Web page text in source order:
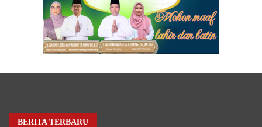
BERITA TERBARU